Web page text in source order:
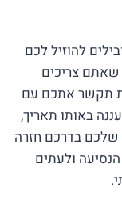
להוזיל לכם
שאתם צריכים
תקשר אתכם עם
באותו תאריך,
שלכם בדרכם חזרה
ולעתים